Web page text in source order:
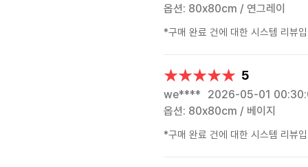
옵션: 80x80cm / 연그레이
*구매 완료 건에 대한 시스템 리뷰
★★★★★
★★★★★ 5
we**** 2026-05-01
옵션: 80x80cm / 베이지
*구매 완료 건에 대한 시스템 리뷰